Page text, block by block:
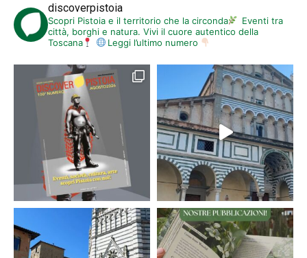
discoverpistoia
Scopri Pistoia e il territorio che la circonda
Eventi tra
città, borghi e natura. Vivi il cuore autentico della
Toscana
Leggi l’ultimo numero